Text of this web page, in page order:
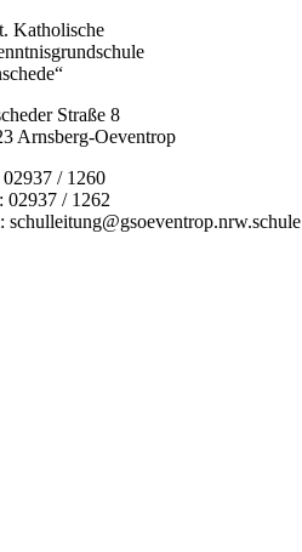
Katholische
Straße 8
Arnsberg-Oeventrop
/ 1260
02937 / 1262
schulleitung@gsoeventrop.nrw.schule